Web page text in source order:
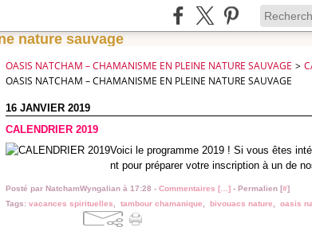
OASIS NATCHAM – CHAMANISME EN PLEINE NATURE SAUVAGE >
OASIS NATCHAM – CHAMANISME EN PLEINE NATURE SAUVAGE
16 JANVIER 2019
CALENDRIER 2019
Voici le programme 2019 ! Si vous êtes
nt pour préparer votre inscription à un de
Posté par NatchamWyngalian à 17:28 - Commentaires [ ] - Permalien [#]
Tags: vacances spirituelles tambour chamanique bivouacs nature oasis